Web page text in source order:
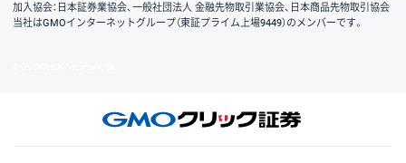
加入協会：日本証券業協会、一般社団法人 金融先物取引業協会、日本商品先物取引協会
当社はGMOインターネットグループ（東証プライム上場9449）のメンバーです。